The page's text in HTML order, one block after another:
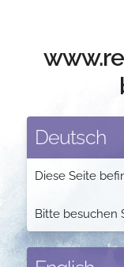
Deutsch
Diese Seite
Bitte besuchen